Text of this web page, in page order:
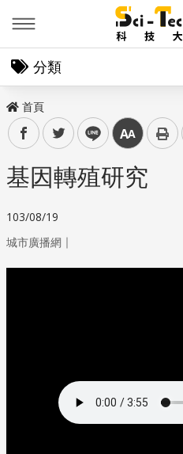
分類
首頁
facebooktwitter line 中
基因轉殖研究
103/08/19
城市廣播網 ｜